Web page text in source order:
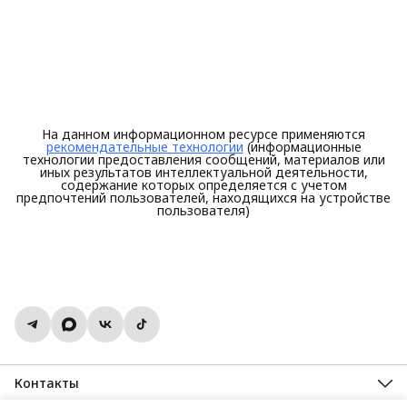
На данном информационном ресурсе применяются
рекомендательные технологии (информационные
технологии предоставления сообщений, материалов или
иных результатов интеллектуальной деятельности,
содержание которых определяется с учетом
предпочтений пользователей, находящихся на устройстве
пользователя)
Контакты